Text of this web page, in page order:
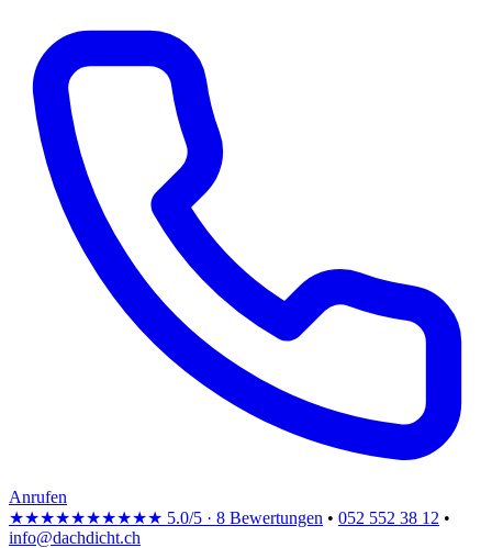
Anrufen
★★★★★★★★★★ 5.0/5 · 8 Bewertungen • 052 552 38 12 •
info@dachdicht.ch